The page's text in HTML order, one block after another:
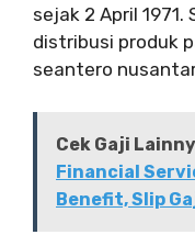
sejak 2 April
distribusi produk
seantero
Cek Gaji
Financial
Benefit, Slip